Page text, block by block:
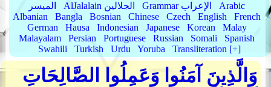
الميسر
AlJalalain الجلالين Grammar الإعراب
Arabic
Albanian
Bangla Bosnian Chinese Czech English
French
German
Hausa Indonesian Japanese Korean
Malay
Malayalam
Persian Portuguese Russian Somali
Spanish
Swahili
Turkish Urdu Yoruba Transliteration [+]
وَالَّذِينَ آمَنُوا وَعَمِلُوا الصَّالِحَاتِ